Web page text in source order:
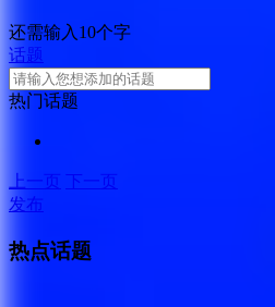
还需输入10个字
话题
热门话题
上一页 下一页
发布
热点话题